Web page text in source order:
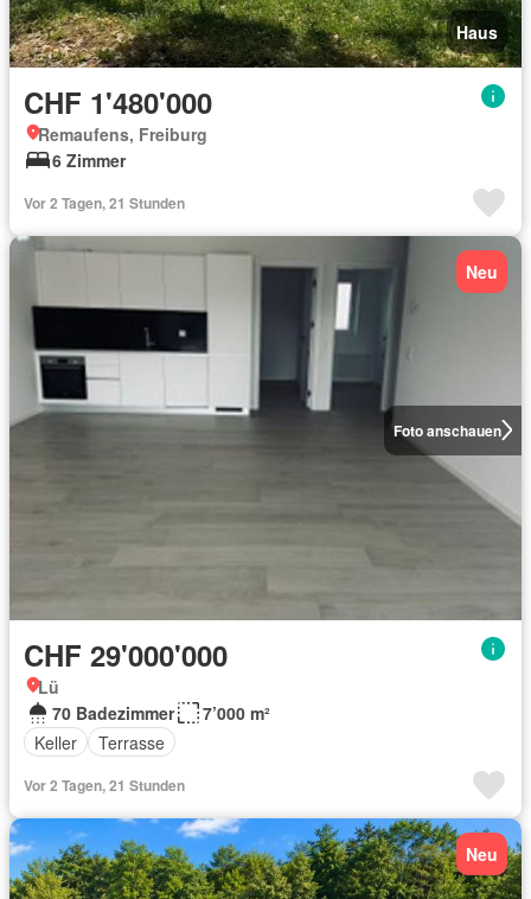
Haus
CHF 1'480'000
Remaufens, Freiburg
6 Zimmer
Vor 2 Tagen, 21 Stunden
Foto anschauen
Neu
CHF 29'000'000
Lü
70 Badezimmer
7’000 m²
Keller
Terrasse
Vor 2 Tagen, 21 Stunden
Neu